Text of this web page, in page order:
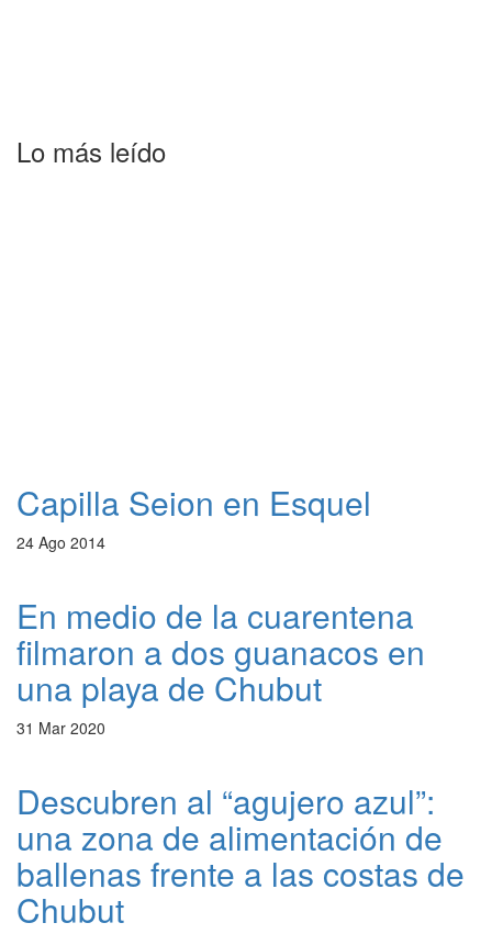
Lo más leído
Capilla Seion en Esquel
24 Ago 2014
En medio de la cuarentena
filmaron a dos guanacos en
una playa de Chubut
31 Mar 2020
Descubren al “agujero azul”:
una zona de alimentación de
ballenas frente a las costas de
Chubut